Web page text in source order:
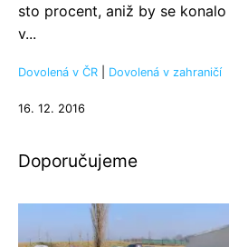
sto procent, aniž by se
v...
Dovolená v ČR Dovolená v zahraničí
16. 12. 2016
Doporučujeme